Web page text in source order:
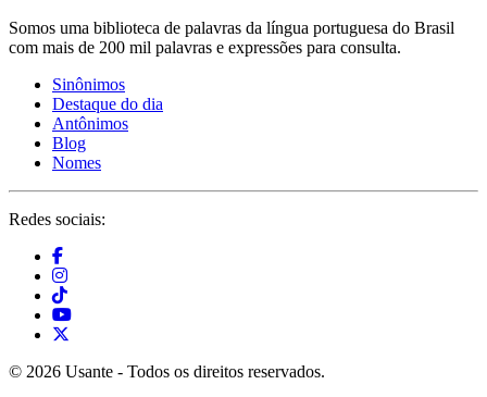
Somos uma biblioteca de palavras da língua portuguesa do Brasil
com mais de 200 mil palavras e expressões para consulta.
Sinônimos
Destaque do dia
Antônimos
Blog
Nomes
Redes sociais:
© 2026 Usante - Todos os direitos reservados.